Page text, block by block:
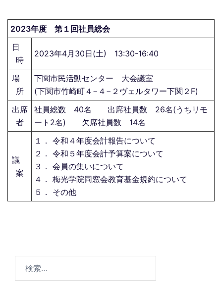
2023年度 第１回社員総会
日
時
2023年4月30日(土) 13:30-16:40
場
所
下関市民活動センター 大会議室
(下関市竹崎町４−４−２ヴェルタワー下関２F)
出席
者
社員総数 40名 出席社員数 26名(うちリモ
ート2名) 欠席社員数 14名
議
案
１． 令和４年度会計報告について
２． 令和５年度会計予算案について
３． 会員の集いについて
４． 梅光学院同窓会教育基金規約について
５． その他